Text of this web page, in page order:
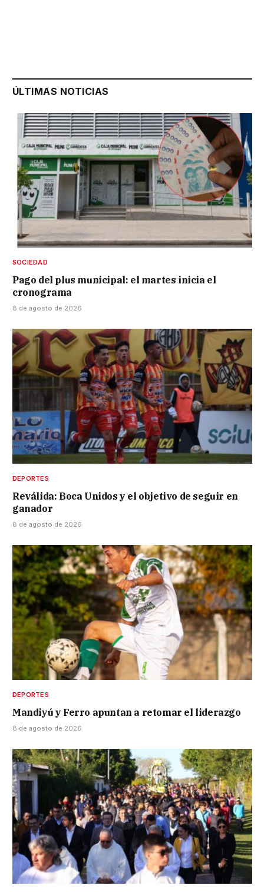
ÚLTIMAS NOTICIAS
SOCIEDAD
Pago del plus municipal: el martes inicia el
cronograma
8 de agosto de 2026
DEPORTES
Reválida: Boca Unidos y el objetivo de seguir en
ganador
8 de agosto de 2026
DEPORTES
Mandiyú y Ferro apuntan a retomar el liderazgo
8 de agosto de 2026